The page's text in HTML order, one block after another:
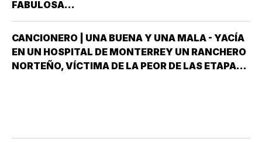
FABULOSA...
CANCIONERO | UNA BUENA Y UNA MALA - YACÍA
EN UN HOSPITAL DE MONTERREY UN RANCHERO
NORTEÑO, VÍCTIMA DE LA PEOR DE LAS ETAPAS